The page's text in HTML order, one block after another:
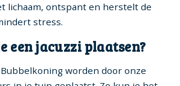
lichaam, ontspant en herstelt de
stress.
een jacuzzi plaatsen?
Bubbelkoning worden door onze